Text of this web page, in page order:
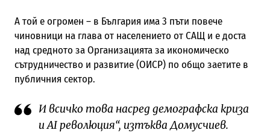
А той е огромен – в България има 3 пъти повече
чиновници на глава от населението от САЩ и е доста
над средното за Организацията за икономическо
сътрудничество и развитие (ОИСР) по общо заетите в
публичния сектор.
И всичко това насред демографска криза
и AI революция“, изтъква Домусчиев.